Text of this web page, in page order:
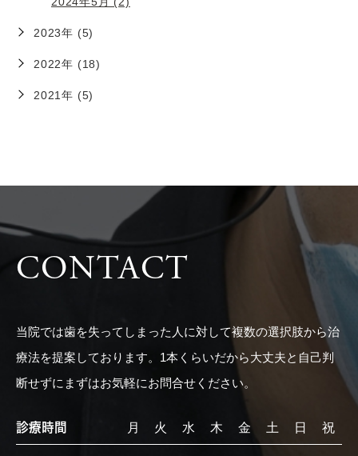
2023年 (5)
2022年 (18)
2021年 (5)
CONTACT
当院では歯を失ってしまった人に対して複数の選択肢から治
療法を提案しております。1本くらいだから大丈夫と自己判
断せずにまずはお気軽にお問合せください。
診療時間 月 火 水 木 金 土 日 祝